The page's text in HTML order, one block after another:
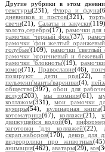
Другие рубрики в этом
текстуры(231), Флора и фауна
дневников и постов(321),
свечи(21),Салаты и закуски
золото,серебро(17), рамочки для
рамочки 'черный фон'(37),
рамочки 'фон желтый
голубые'(109), рамочки 'светлый
рамочки 'коричневый и
рамочки 'блокноты'(19),
юмор(71), Православие(46),
позируют дети png(22),
пельмени'манты'вареники(4),
общество(397),обои для
вслух(203),мы помним(61),
коллажом(331),мои рамочки
кумиры(54), кулинарная книга
котоматрица(67),коллажи(21),
движущейся водой(6),
заготовки 'для коллажей'(22),
скрап.наборов(170), декор для
видеоролики про животных
анимация(462), аватары(29), sos